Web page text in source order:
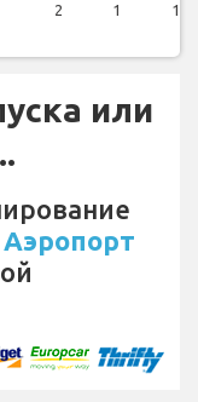
2 1 1
или